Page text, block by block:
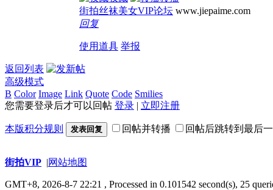
街拍丝袜美女VIP论坛 www.jiepaime.com
回复
使用道具 举报
返回列表
高级模式
B Color Image Link Quote Code Smilies
您需要登录后才可以回帖 登录 | 立即注册
本版积分规则 发表回复 回帖并转播 回帖后跳转到最后
街拍VIP |网站地图
GMT+8, 2026-8-7 22:21 , Processed in 0.101542 second(s), 25